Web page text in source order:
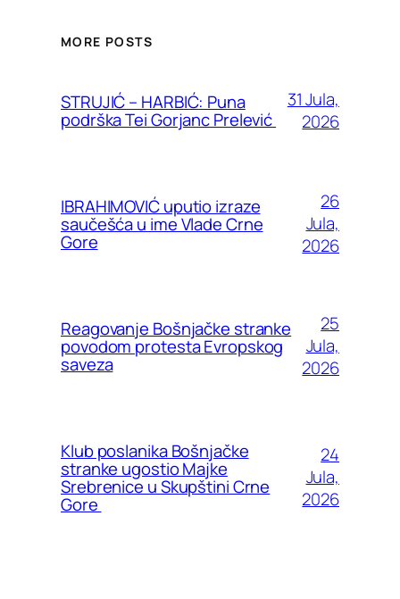
MORE POSTS
STRUJIĆ – HARBIĆ: Puna
podrška Tei Gorjanc Prelević
31 Jula,
2026
IBRAHIMOVIĆ uputio izraze
saučešća u ime Vlade Crne
Gore
26
Jula,
2026
Reagovanje Bošnjačke stranke
povodom protesta Evropskog
saveza
25
Jula,
2026
Klub poslanika Bošnjačke
stranke ugostio Majke
Srebrenice u Skupštini Crne
Gore
24
Jula,
2026